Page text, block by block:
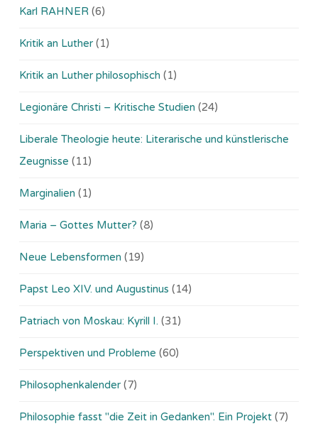
Karl RAHNER (6)
Kritik an Luther (1)
Kritik an Luther philosophisch (1)
Legionäre Christi – Kritische Studien (24)
Liberale Theologie heute: Literarische und künstlerische
Zeugnisse (11)
Marginalien (1)
Maria – Gottes Mutter? (8)
Neue Lebensformen (19)
Papst Leo XIV. und Augustinus (14)
Patriach von Moskau: Kyrill I. (31)
Perspektiven und Probleme (60)
Philosophenkalender (7)
Philosophie fasst "die Zeit in Gedanken". Ein Projekt (7)